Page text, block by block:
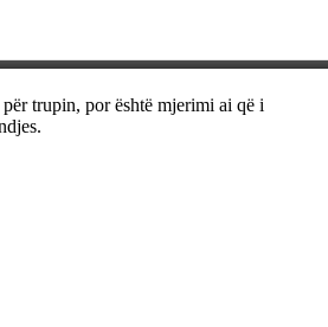
Prust
trupin, por është mjerimi ai që i